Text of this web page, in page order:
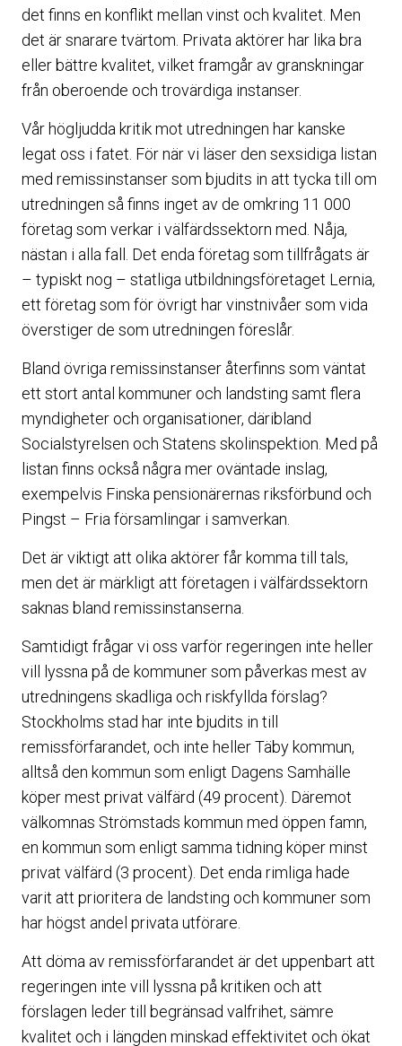
det finns en konflikt mellan vinst och kvalitet. Men
det är snarare tvärtom. Privata aktörer har lika bra
eller bättre kvalitet, vilket framgår av granskningar
från oberoende och trovärdiga instanser.
Vår högljudda kritik mot utredningen har kanske
legat oss i fatet. För när vi läser den sexsidiga listan
med remissinstanser som bjudits in att tycka till om
utredningen så finns inget av de omkring 11 000
företag som verkar i välfärdssektorn med. Nåja,
nästan i alla fall. Det enda företag som tillfrågats är
– typiskt nog – statliga utbildningsföretaget Lernia,
ett företag som för övrigt har vinstnivåer som vida
överstiger de som utredningen föreslår.
Bland övriga remissinstanser återfinns som väntat
ett stort antal kommuner och landsting samt flera
myndigheter och organisationer, däribland
Socialstyrelsen och Statens skolinspektion. Med på
listan finns också några mer oväntade inslag,
exempelvis Finska pensionärernas riksförbund och
Pingst – Fria församlingar i samverkan.
Det är viktigt att olika aktörer får komma till tals,
men det är märkligt att företagen i välfärdssektorn
saknas bland remissinstanserna.
Samtidigt frågar vi oss varför regeringen inte heller
vill lyssna på de kommuner som påverkas mest av
utredningens skadliga och riskfyllda förslag?
Stockholms stad har inte bjudits in till
remissförfarandet, och inte heller Täby kommun,
alltså den kommun som enligt Dagens Samhälle
köper mest privat välfärd (49 procent). Däremot
välkomnas Strömstads kommun med öppen famn,
en kommun som enligt samma tidning köper minst
privat välfärd (3 procent). Det enda rimliga hade
varit att prioritera de landsting och kommuner som
har högst andel privata utförare.
Att döma av remissförfarandet är det uppenbart att
regeringen inte vill lyssna på kritiken och att
förslagen leder till begränsad valfrihet, sämre
kvalitet och i längden minskad effektivitet och ökat